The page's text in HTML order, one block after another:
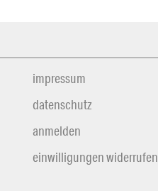
impressum
datenschutz
anmelden
einwilligungen widerrufen